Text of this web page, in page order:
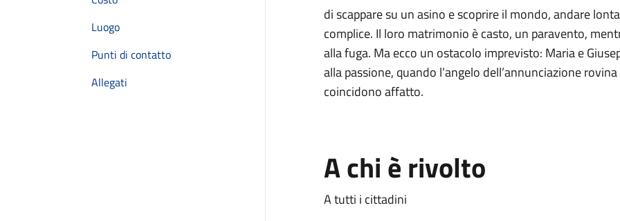
Luogo
Punti di contatto
Allegati
di scappare su un asino e scoprire il mondo, andare
complice. Il loro matrimonio è casto, un paravento,
alla fuga. Ma ecco un ostacolo imprevisto: Maria e
alla passione, quando l’angelo dell’annunciazione
coincidono affatto.
A chi è rivolto
A tutti i cittadini